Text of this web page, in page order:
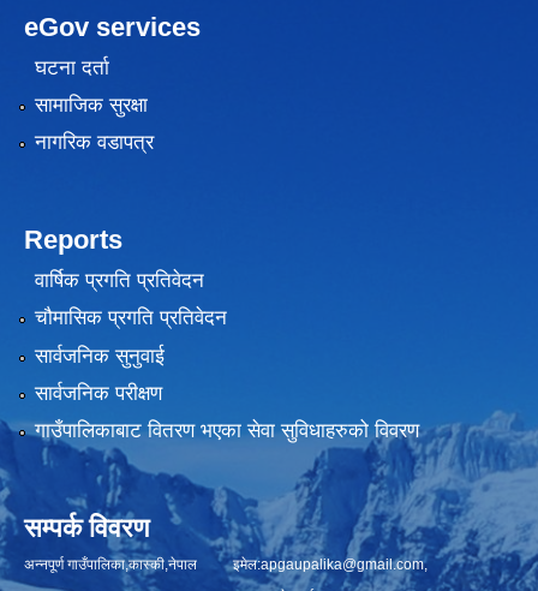
eGov services
घटना दर्ता
सामाजिक सुरक्षा
नागरिक वडापत्र
Reports
वार्षिक प्रगति प्रतिवेदन
चौमासिक प्रगति प्रतिवेदन
सार्वजनिक सुनुवाई
सार्वजनिक परीक्षण
गाउँपालिकाबाट वितरण भएका सेवा सुविधाहरुको विवरण
सम्पर्क विवरण
अन्नपूर्ण गाउँपालिका,कास्की,नेपाल इमेल:apgaupalika@gmail.com,